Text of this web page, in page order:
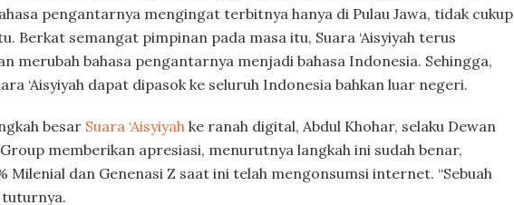
pengantarnya mengingat terbitnya hanya di Pulau Jawa, tidak cukup
Berkat semangat pimpinan pada masa itu, Suara ‘Aisyiyah terus
merubah bahasa pengantarnya menjadi bahasa Indonesia. Sehingga,
‘Aisyiyah dapat dipasok ke seluruh Indonesia bahkan luar negeri.
besar Suara ‘Aisyiyah ke ranah digital, Abdul Khohar, selaku Dewan
memberikan apresiasi, menurutnya langkah ini sudah benar,
Milenial dan Genenasi Z saat ini telah mengonsumsi internet. “Sebuah
tuturnya.